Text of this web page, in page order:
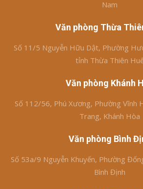
Nam
Văn phòng Thừa
Số 11/5 Nguyễn Hữu Dật, Phường
tỉnh Thừa Thiên
Văn phòng Khánh
Số 112/56, Phú Xương, Phường Vĩnh
Trang, Khánh Hòa
Văn phòng Bình
Số 53a/9 Nguyễn Khuyến, Phường
Bình Định